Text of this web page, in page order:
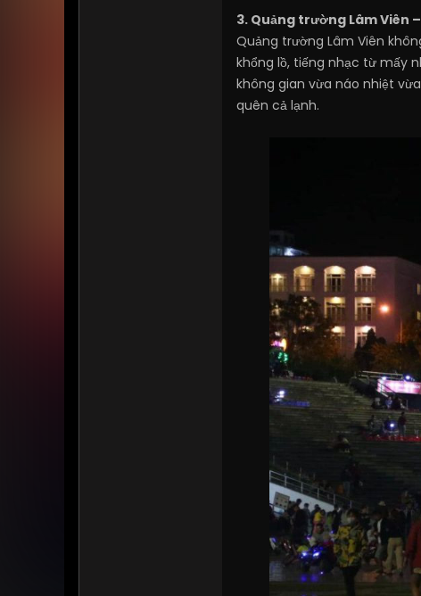
3. Quảng trường Lâm Viên
Quảng trường Lâm Viên
khổng lồ, tiếng nhạc từ mấy
không gian vừa náo nhiệt
quên cả lạnh.